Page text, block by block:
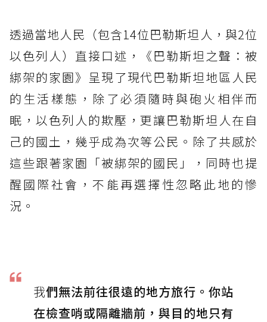
透過當地人民（包含14位巴勒斯坦人，與2位
以色列人）直接口述，《巴勒斯坦之聲：被
綁架的家園》呈現了現代巴勒斯坦地區人民
的生活樣態，除了必須隨時與砲火相伴而
眠，以色列人的欺壓，更讓巴勒斯坦人在自
己的國土，幾乎成為次等公民。除了共感於
這些跟著家園「被綁架的國民」，同時也提
醒國際社會，不能再選擇性忽略此地的慘
況。
我們無法前往很遠的地方旅行。你站
在檢查哨或隔離牆前，與目的地只有